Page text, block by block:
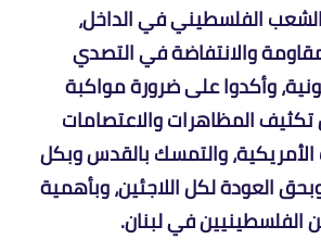
الفلسطيني في الداخل،
والانتفاضة في التصدي
وأكدوا على ضرورة مواكبة
تكثيف المظاهرات والاعتصامات
والتمسك بالقدس وبكل
العودة لكل اللاجئين، وبأهمية
الفلسطينيين في لبنان.